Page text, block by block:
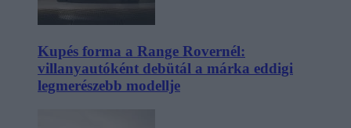
Kupés forma a Range Rovernél:
villanyautóként debütál a márka eddigi
legmerészebb modellje